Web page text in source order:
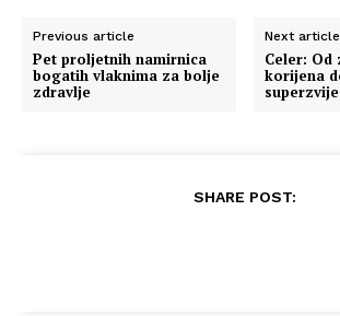
Previous article
Pet proljetnih namirnica
bogatih vlaknima za bolje
zdravlje
Next article
Celer:
korijena
SHARE POST: